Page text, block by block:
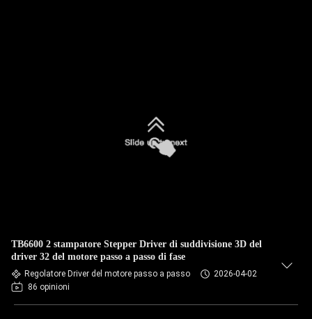
TB6600 2 stampatore Stepper Driver di suddivisione 3D del
driver 32 del motore passo a passo di fase
Regolatore Driver del motore passo a passo
2026-04-02
86 opinioni